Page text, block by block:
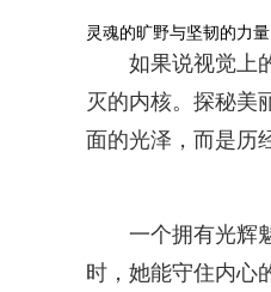
灵魂的旷野与坚韧的力
如果说视觉上
灭的内核。探秘美
面的光泽，而是历
一个拥有光辉
时，她能守住内心